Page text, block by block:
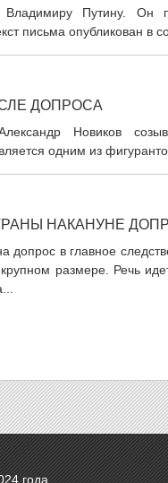
Путину. Он
письма опубликован в
ДОПРОСА
Новиков
одним из
НАКАНУНЕ
допрос в главное
размере. Речь
года.